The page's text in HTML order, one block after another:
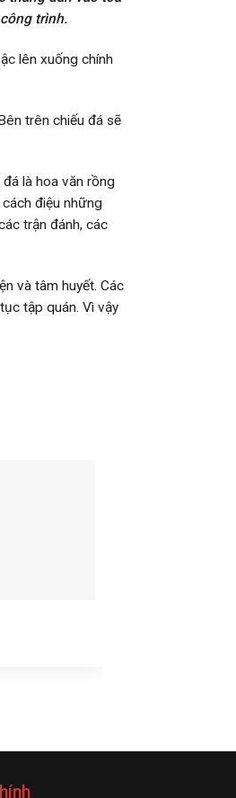
trình.
lên xuống chính
trên chiếu đá sẽ
là hoa văn rồng
điệu những
trận đánh, các
và tâm huyết. Các
tập quán. Vì vậy